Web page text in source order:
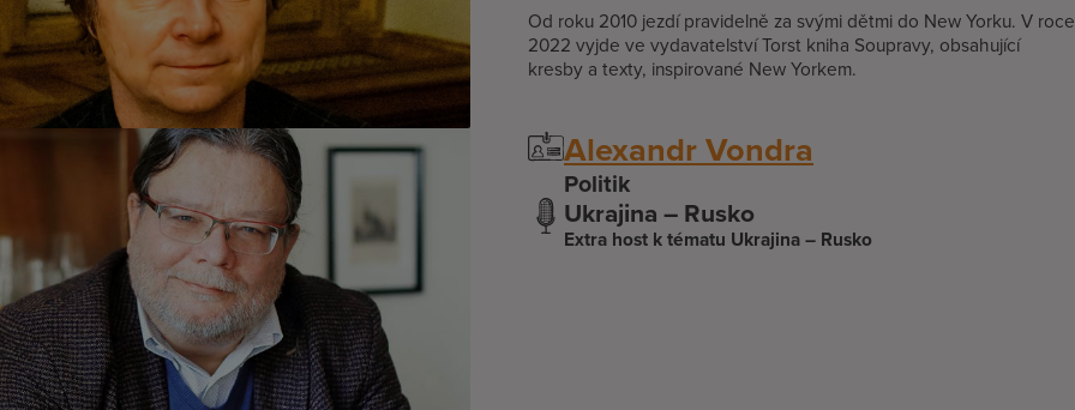
Od roku 2010 jezdí pravidelně za svými dětmi do New Yorku. V roce
2022 vyjde ve vydavatelství Torst kniha Soupravy, obsahující
kresby a texty, inspirované New Yorkem.
Alexandr Vondra
Politik
Ukrajina – Rusko
Extra host k tématu Ukrajina – Rusko